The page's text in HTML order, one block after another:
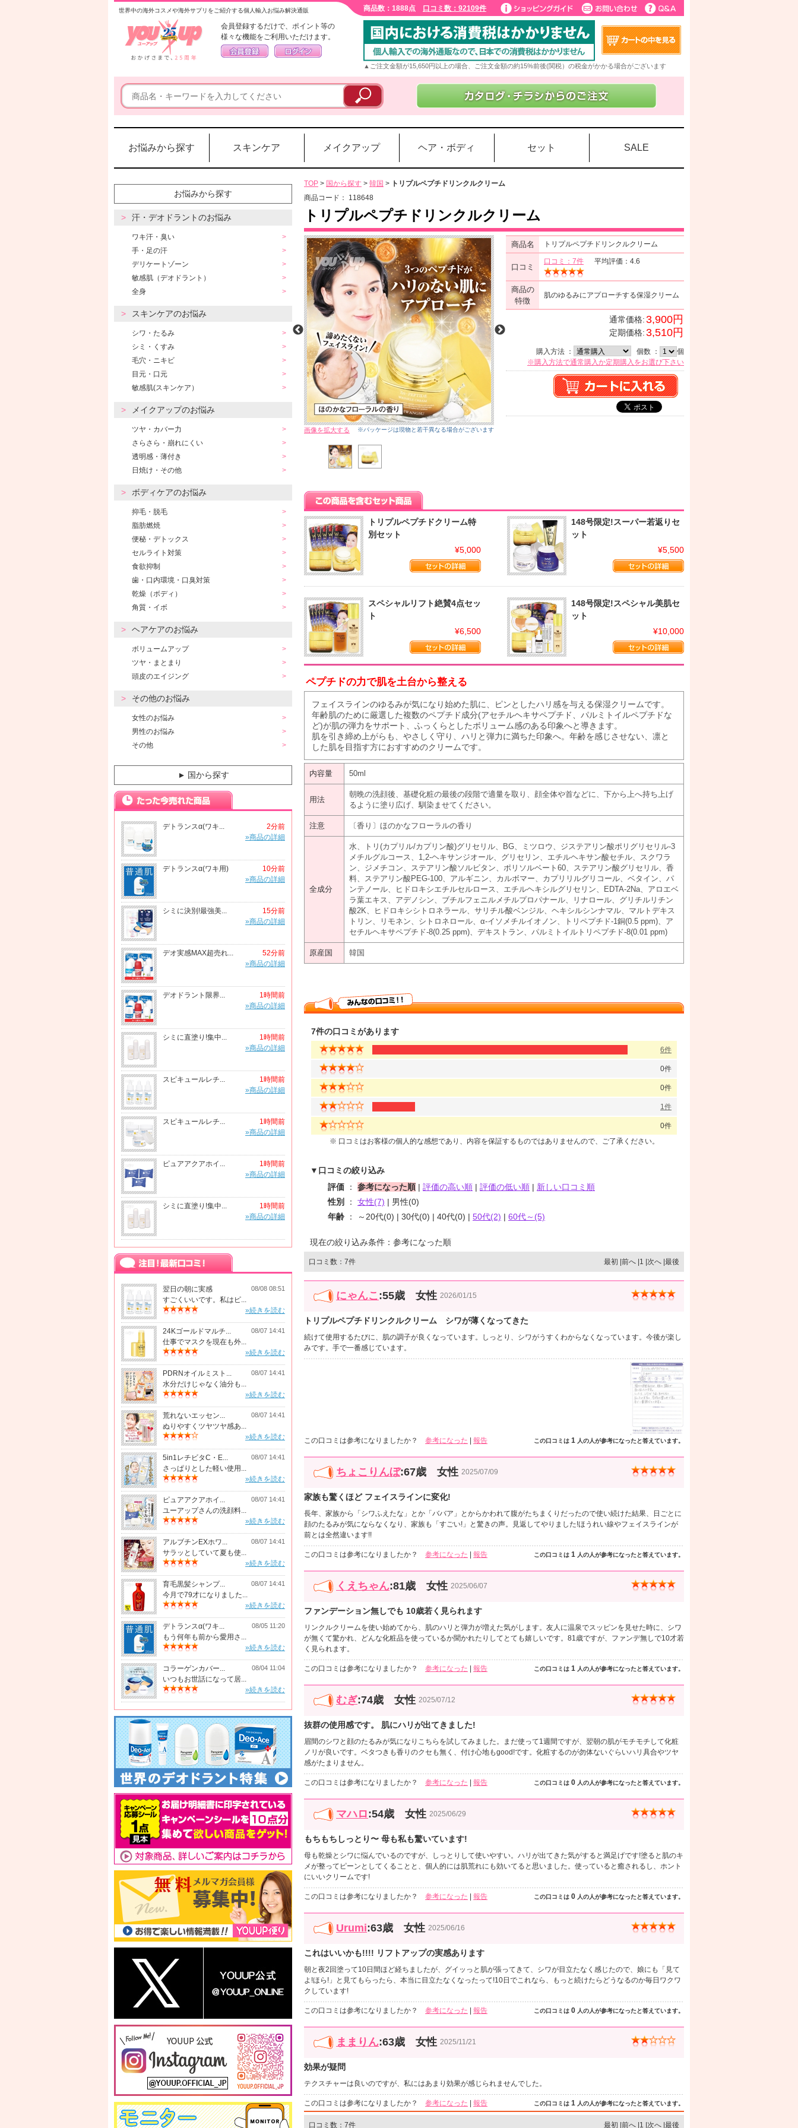
世界中の海外コスメや海外サプリをご紹介する個人輸入お悩み解決通販 商品数：1888点 口コミ数：92109件
会員登録するだけで、ポイント等の
様々な機能をご利用いただけます。
▲ご注文金額が15,650円以上の場合、ご注文金額の約15%前後(関税）の税金がかかる場合がございます
お悩みから探す スキンケア メイクアップ ヘア・ボディ セット SALE
お悩みから探す
汗・デオドラントのお悩み
ワキ汗・臭い
手・足の汗
デリケートゾーン
敏感肌（デオドラント）
全身
スキンケアのお悩み
シワ・たるみ
シミ・くすみ
毛穴・ニキビ
目元・口元
敏感肌(スキンケア）
メイクアップのお悩み
ツヤ・カバー力
さらさら・崩れにくい
透明感・薄付き
日焼け・その他
ボディケアのお悩み
抑毛・脱毛
脂肪燃焼
便秘・デトックス
セルライト対策
食欲抑制
歯・口内環境・口臭対策
乾燥（ボディ）
角質・イボ
ヘアケアのお悩み
ボリュームアップ
ツヤ・まとまり
頭皮のエイジング
その他のお悩み
女性のお悩み
男性のお悩み
その他
▼ 国から探す
デトランスα(ワキ...
2分前
»商品の詳細
デトランスα(ワキ用)
10分前
»商品の詳細
シミに決別!最強美...
15分前
»商品の詳細
デオ実感MAX超売れ...
52分前
»商品の詳細
デオドラント限界...
1時間前
»商品の詳細
シミに直塗り!集中...
1時間前
»商品の詳細
スピキュールレチ...
1時間前
»商品の詳細
スピキュールレチ...
1時間前
»商品の詳細
ピュアアクアホイ...
1時間前
»商品の詳細
シミに直塗り!集中...
1時間前
»商品の詳細
翌日の朝に実感 08/08 08:51
すごくいいです。私はピ...
»続きを読む
24Kゴールドマルチ... 08/07 14:41
仕事でマスクを現在も外...
»続きを読む
PDRNオイルミスト... 08/07 14:41
水分だけじゃなく油分も...
»続きを読む
荒れないエッセン... 08/07 14:41
ぬりやすくツヤツヤ感あ...
»続きを読む
5in1レチビタC・E... 08/07 14:41
さっぱりとした軽い使用...
»続きを読む
ピュアアクアホイ... 08/07 14:41
ユーアップさんの洗顔料...
»続きを読む
アルブチンEXホワ... 08/07 14:41
サラッとしていて夏も使...
»続きを読む
育毛黒髪シャンプ... 08/07 14:41
今月で79才になりました...
»続きを読む
デトランスα(ワキ... 08/05 11:20
もう何年も前から愛用さ...
»続きを読む
コラーゲンカバー... 08/04 11:04
いつもお世話になって居...
»続きを読む
TOP > 国から探す > 韓国 >
トリプルペプチドリンクルクリーム
商品コード： 118648
トリプルペプチドリンクルクリーム
画像を拡大する ※パッケージは現物と若干異なる場合がございます
商品名 トリプルペプチドリンクルクリーム
口コミ
口コミ：7件 平均評価：4.6
商品の
特徴
肌のゆるみにアプローチする保湿クリーム
通常価格:3,900円
定期価格:3,510円
購入方法 ： 個数 ：
個
※購入方法で通常購入か定期購入をお選び下さい
トリプルペプチドクリーム特
別セット
¥5,000
148号限定!スーパー若返りセ
ット
¥5,500
スペシャルリフト絶賛4点セッ
ト
¥6,500
148号限定!スペシャル美肌セ
ット
¥10,000
ペプチドの力で肌を土台から整える
フェイスラインのゆるみが気になり始めた肌に、ピンとしたハリ感を与える保湿クリームです。
年齢肌のために厳選した複数のペプチド成分(アセチルヘキサペプチド、パルミトイルペプチドな
ど)が肌の弾力をサポート、ふっくらとしたボリューム感のある印象へと導きます。
肌を引き締め上がらも、やさしく守り、ハリと弾力に満ちた印象へ。年齢を感じさせない、凛と
した肌を目指す方におすすめのクリームです。
内容量 50ml
用法
朝晩の洗顔後、基礎化粧の最後の段階で適量を取り、顔全体や首などに、下から上へ持ち上げ
るように塗り広げ、馴染ませてください。
注意 〔香り〕ほのかなフローラルの香り
全成分
水、トリ(カプリル/カプリン酸)グリセリル、BG、ミツロウ、ジステアリン酸ポリグリセリル-3
メチルグルコース、1,2-ヘキサンジオール、グリセリン、エチルヘキサン酸セチル、スクワラ
ン、ジメチコン、ステアリン酸ソルビタン、ポリソルベート60、ステアリン酸グリセリル、香
料、ステアリン酸PEG-100、アルギニン、カルボマー、カプリリルグリコール、ベタイン、パ
ンテノール、ヒドロキシエチルセルロース、エチルヘキシルグリセリン、EDTA-2Na、アロエベ
ラ葉エキス、アデノシン、ブチルフェニルメチルプロパナール、リナロール、グリチルリチン
酸2K、ヒドロキシシトロネラール、サリチル酸ベンジル、ヘキシルシンナマル、マルトデキス
トリン、リモネン、シトロネロール、α-イソメチルイオノン、トリペプチド-1銅(0.5 ppm)、ア
セチルヘキサペプチド-8(0.25 ppm)、デキストラン、パルミトイルトリペプチド-8(0.01 ppm)
原産国 韓国
7件の口コミがあります
6件
0件
0件
1件
0件
※ 口コミはお客様の個人的な感想であり、内容を保証するものではありませんので、ご了承ください。
▼口コミの絞り込み
評価 ： 参考になった順 | 評価の高い順 | 評価の低い順 | 新しい口コミ順
性別
： 女性(7) | 男性(0)
年齢 ： ～20代(0) | 30代(0) | 40代(0) | 50代(2) | 60代～(5)
現在の絞り込み条件：参考になった順
口コミ数：7件 最初 |前へ |1 |次へ |最後
にゃんこ:55歳 女性 2026/01/15
トリプルペプチドリンクルクリーム シワが薄くなってきた
続けて使用するたびに、肌の調子が良くなっています。しっとり、シワがうすくわからなくなっています。今後が楽し
みです。手で一番感じています。
この口コミは 1 人の人が参考になったと答えています。
この口コミは参考になりましたか？ 参考になった 報告
ちょこりんぼ:67歳 女性 2025/07/09
家族も驚くほど フェイスラインに変化!
長年、家族から「シワふえたな」とか「ババア」とからかわれて腹がたちまくりだったので使い続けた結果、日ごとに
顔のたるみが気にならなくなり、家族も「すごい!」と驚きの声。見返してやりました!ほうれい線やフェイスラインが
前とは全然違います!!
この口コミは 1 人の人が参考になったと答えています。
この口コミは参考になりましたか？ 参考になった 報告
くえちゃん:81歳 女性 2025/06/07
ファンデーション無しでも 10歳若く見られます
リンクルクリームを使い始めてから、肌のハリと弾力が増えた気がします。友人に温泉でスッピンを見せた時に、シワ
が無くて驚かれ、どんな化粧品を使っているか聞かれたりしてとても嬉しいです。81歳ですが、ファンデ無しで10才若
く見られます。
この口コミは 1 人の人が参考になったと答えています。
この口コミは参考になりましたか？ 参考になった 報告
むぎ:74歳 女性 2025/07/12
抜群の使用感です。 肌にハリが出てきました!
眉間のシワと顔のたるみが気になりこちらを試してみました。まだ使って1週間ですが、翌朝の肌がモチモチして化粧
ノリが良いです。ベタつきも香りのクセも無く、付け心地もgood!です。化粧するのが勿体ないぐらいハリ具合やツヤ
感がたまりません。
この口コミは 0 人の人が参考になったと答えています。
この口コミは参考になりましたか？ 参考になった 報告
マハロ:54歳 女性 2025/06/29
もちもちしっとり〜 母も私も驚いています!
母も乾燥とシワに悩んでいるのですが、しっとりして使いやすい。ハリが出てきた気がすると満足げです!塗ると肌のキ
メが整ってピーンとしてくることと、個人的には肌荒れにも効いてると思いました。使っていると癒されるし、ホント
にいいクリームです!
この口コミは 0 人の人が参考になったと答えています。
この口コミは参考になりましたか？ 参考になった 報告
Urumi:63歳 女性 2025/06/16
これはいいかも!!!! リフトアップの実感あります
朝と夜2回塗って10日間ほど経ちましたが、グイッっと肌が張ってきて、シワが目立たなく感じたので、娘にも「見て
よ!ほら!」と見てもらったら、本当に目立たなくなったって!10日でこれなら、もっと続けたらどうなるのか毎日ワクワ
クしています!
この口コミは 0 人の人が参考になったと答えています。
この口コミは参考になりましたか？ 参考になった 報告
ままりん:63歳 女性 2025/11/21
効果が疑問
テクスチャーは良いのですが、私にはあまり効果が感じられませんでした。
この口コミは 1 人の人が参考になったと答えています。
この口コミは参考になりましたか？ 参考になった 報告
口コミ数：7件 最初 |前へ |1 |次へ |最後